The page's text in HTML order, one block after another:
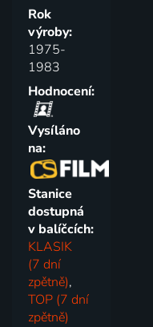
Rok
výroby:
1975-
1983
Hodnocení:
Vysíláno
na:
Stanice
dostupná
v balíčcích:
KLASIK
(7 dní
zpětně),
TOP (7 dní
zpětně)